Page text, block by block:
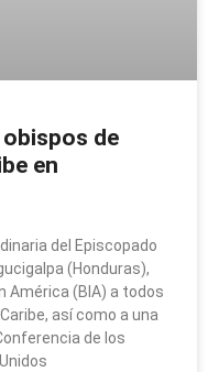
obispos de
en
del Episcopado
(Honduras),
América (BIA) a todos
así como a una
de los